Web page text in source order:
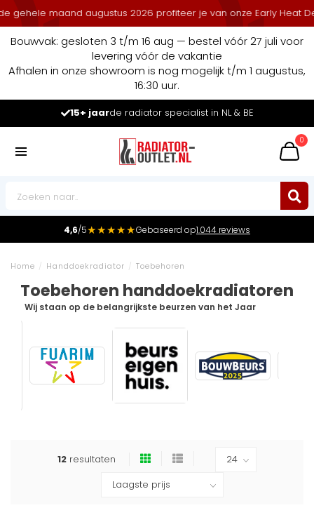
maand augustus 2026 profiteer je van onze Early Heat
Bouwvak: gesloten 3 t/m 16 aug — bestel vóór 27 juli voor
levering vóór de vakantie
Afhalen in onze showroom is nog mogelijk t/m 1 augustus,
16:30 uur.
15+ jaarde radiator specialist in NL & BE
0
4,6/5★★★★★Gebaseerd op1.044 reviews
Home / Handdoekradiator / Toebehoren
Toebehoren handdoekradiatoren
Wij staan op de belangrijkste beurzen van het Jaar
12 resultaten